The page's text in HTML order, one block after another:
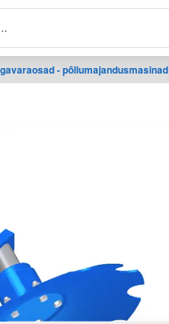
- põllumajandusmasinad